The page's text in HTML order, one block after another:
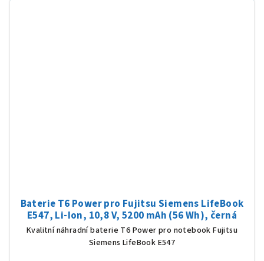
Baterie T6 Power pro Fujitsu Siemens LifeBook
E547, Li-Ion, 10,8 V, 5200 mAh (56 Wh), černá
Kvalitní náhradní baterie T6 Power pro notebook Fujitsu
Siemens LifeBook E547